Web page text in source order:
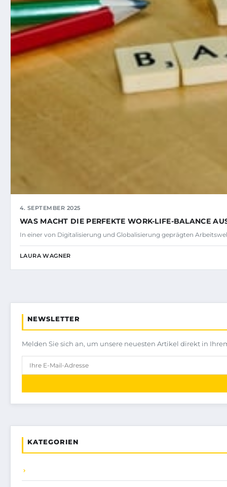
4. SEPTEMBER 2025
WAS MACHT DIE PERFEKTE WORK-LIFE-BALANCE
In einer von Digitalisierung und Globalisierung geprägten
LAURA WAGNER
NEWSLETTER
Melden Sie sich an, um unsere neuesten Artikel direkt in
KATEGORIEN